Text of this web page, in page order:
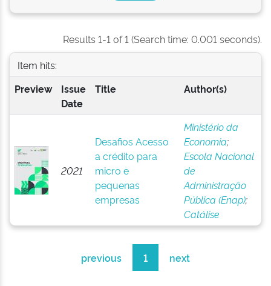
Results 1-1 of 1 (Search time: 0.001 seconds).
Item hits:
Preview
Issue
Date
Title Author(s)
2021
Desafios Acesso
a crédito para
micro e
pequenas
empresas
Ministério da
Economia;
Escola Nacional
de
Administração
Pública (Enap);
Catálise
previous 1 next